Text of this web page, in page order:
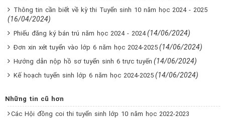
Thông tin cần biết về kỳ thi Tuyển sinh 10 năm học 2024 - 2025
(16/04/2024)
Phiếu đăng ký bán trú năm học 2024 - 2024 (14/06/2024)
Đơn xin xét tuyển vào lớp 6 năm học 2024-2025 (14/06/2024)
Hướng dẫn nộp hồ sơ tuyển sinh 6 trực tuyến (14/06/2024)
Kế hoạch tuyển sinh lớp 6 năm học 2024-2025 (14/06/2024)
Những tin cũ hơn
Các Hội đồng coi thi tuyển sinh lớp 10 năm học 2022-2023